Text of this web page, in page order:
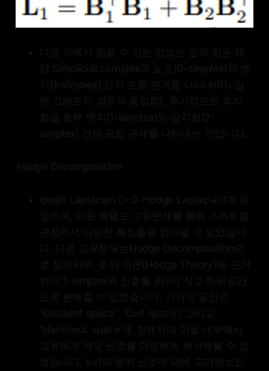
다음 식에서 얻을 수 있는 정보는 앞의 항은 해
당 Simplicial complex의 노드(0-simplex)와 엣
지(1-simplex) 간의 포함 관계를 나타내며(=일
반 그래프의 경우와 동일함), 추가적으로 후자
항을 통해 엣지(1-simplex)와 삼각형(2-
simplex) 간의 포함 관계를 나타내는 것입니다.
Hodge Decomposition
graph Laplacian (= 0-Hodge Laplacian)과 동
일하게, 다음 행렬도 고유분해를 통해 스펙트럼
관점에서 다양한 특징들을 얻어낼 수 있었습니
다. 다음 고유분해는Hodge Decomposition으
로 정의되며, 호지 이론(Hodge Theory)에 근거
하여 1-simplex의 신호를 3가지 직교 하위공간
으로 분해할 수 있었습니다. 각각의 공간은
'Gradient space', 'Curl space', 그리고
'Harmonic space'로 칭해지며 이들 내부에서
고유하게 해당 신호를 다양하게 해석해볼 수 있
었습니다. k=1의 엣지 신호에 대해 고려해보았